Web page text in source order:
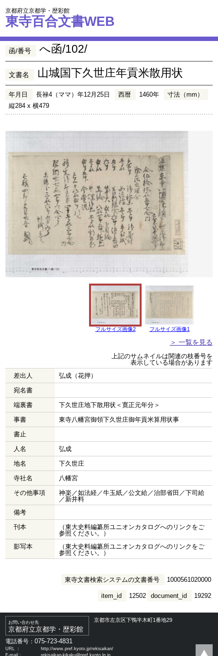
京都府立京都学・歴彩館
東寺百合文書WEB
函/番号 へ函/102/
文書名 山城国下久世庄年貢米散用状
年月日 長禄4（ママ）年12月25日 西暦 1460年
寸法（mm）
縦284 x 横479
フルサイズ画像2 フルサイズ画像1
＞ 一覧を見る
上記のサムネイルは関連の枝番号を
表示している場合があります
差出人
弘成（花押）
宛名書
端裏書
下久世庄地下散用状＜寛正元年分＞
事書
東寺八幡宮御領下久世庄御年貢米算用状事
書止
人名
弘成
地名
下久世庄
寺社名
八幡宮
その他事項
神楽／如法経／牛玉紙／公文給／治部省田／下司給
／新井料
備考
刊本
（東大史料編纂所ユニオンカタログへのリンクをご
参照ください。）
影写本
（東大史料編纂所ユニオンカタログへのリンクをご
参照ください。）
東寺文書検索システムの文書番号 1000561020000
document_id 19292
item_id 12502
お問い合わせ先
京都府立京都学・歴彩館
京都市左京区下鴨半木町1番地29
電話番号：075-723-4831
URL ：
http://www.pref.kyoto.jp/rekisaikan/
E-mail：
rekisaikan-kikaku@pref.kyoto.lg.jp